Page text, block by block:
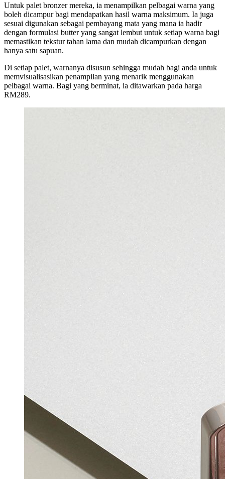
Untuk palet bronzer mereka, ia menampilkan pelbagai warna yang
boleh dicampur bagi mendapatkan hasil warna maksimum. Ia juga
sesuai digunakan sebagai pembayang mata yang mana ia hadir
dengan formulasi butter yang sangat lembut untuk setiap warna bagi
memastikan tekstur tahan lama dan mudah dicampurkan dengan
hanya satu sapuan.
Di setiap palet, warnanya disusun sehingga mudah bagi anda untuk
memvisualisasikan penampilan yang menarik menggunakan
pelbagai warna. Bagi yang berminat, ia ditawarkan pada harga
RM289.